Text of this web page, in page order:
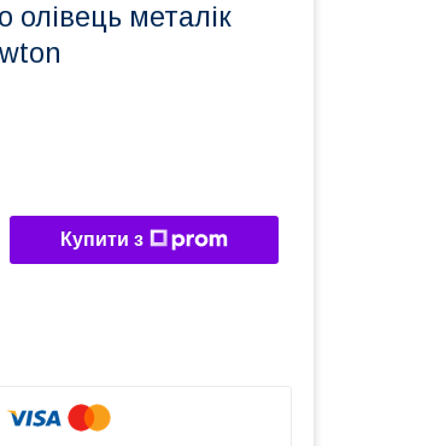
олівець металік
Купити з